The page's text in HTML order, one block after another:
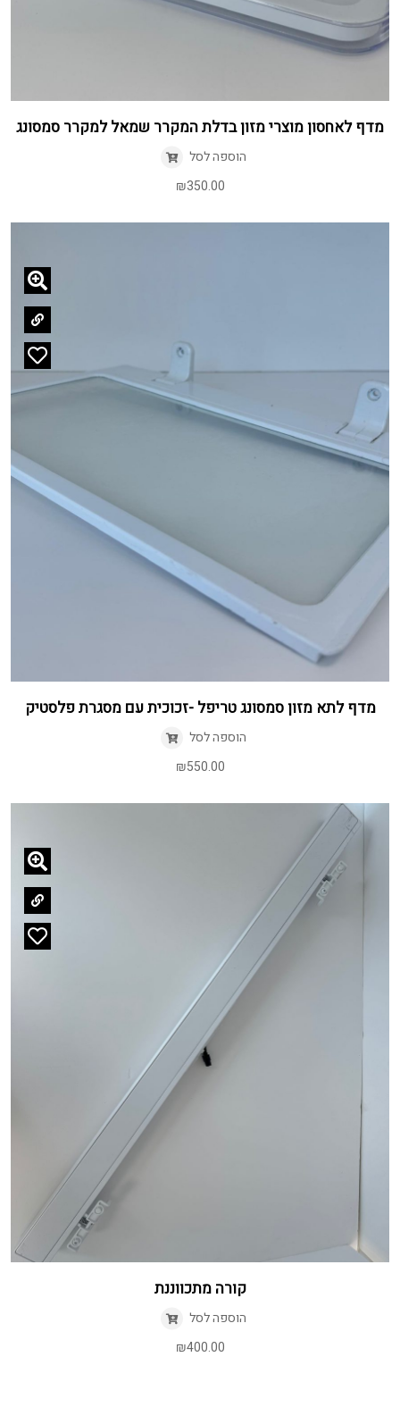
מדף לאחסון מוצרי מזון בדלת המקרר שמאל למקרר סמסונג
הוספה לסל
₪350.00
מדף לתא מזון סמסונג טריפל -זכוכית עם מסגרת פלסטיק
הוספה לסל
₪550.00
קורה מתכווננת
הוספה לסל
₪400.00